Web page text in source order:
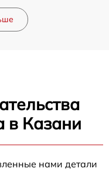
в Казани
нами детали